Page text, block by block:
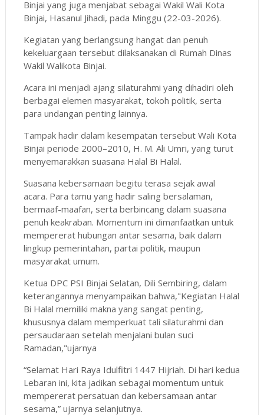
Binjai yang juga menjabat sebagai Wakil Wali Kota
Binjai, Hasanul Jihadi, pada Minggu (22-03-2026).
Kegiatan yang berlangsung hangat dan penuh
kekeluargaan tersebut dilaksanakan di Rumah Dinas
Wakil Walikota Binjai.
Acara ini menjadi ajang silaturahmi yang dihadiri oleh
berbagai elemen masyarakat, tokoh politik, serta
para undangan penting lainnya.
Tampak hadir dalam kesempatan tersebut Wali Kota
Binjai periode 2000–2010, H. M. Ali Umri, yang turut
menyemarakkan suasana Halal Bi Halal.
Suasana kebersamaan begitu terasa sejak awal
acara. Para tamu yang hadir saling bersalaman,
bermaaf-maafan, serta berbincang dalam suasana
penuh keakraban. Momentum ini dimanfaatkan untuk
mempererat hubungan antar sesama, baik dalam
lingkup pemerintahan, partai politik, maupun
masyarakat umum.
Ketua DPC PSI Binjai Selatan, Dili Sembiring, dalam
keterangannya menyampaikan bahwa,"Kegiatan Halal
Bi Halal memiliki makna yang sangat penting,
khususnya dalam memperkuat tali silaturahmi dan
persaudaraan setelah menjalani bulan suci
Ramadan,"ujarnya
“Selamat Hari Raya Idulfitri 1447 Hijriah. Di hari kedua
Lebaran ini, kita jadikan sebagai momentum untuk
mempererat persatuan dan kebersamaan antar
sesama,” ujarnya selanjutnya.